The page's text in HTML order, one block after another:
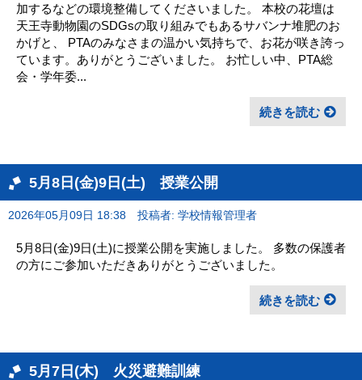
加するなどの環境整備してくださいました。 本校の花壇は
天王寺動物園のSDGsの取り組みでもあるサバンナ堆肥のお
かげと、 PTAのみなさまの温かい気持ちで、お花が咲き誇っ
ています。ありがとうございました。 お忙しい中、PTA総
会・学年委...
続きを読む
5月8日(金)9日(土) 授業公開
2026年05月09日 18:38 投稿者: 学校情報管理者
5月8日(金)9日(土)に授業公開を実施しました。 多数の保護者
の方にご参加いただきありがとうございました。
続きを読む
5月7日(木) 火災避難訓練